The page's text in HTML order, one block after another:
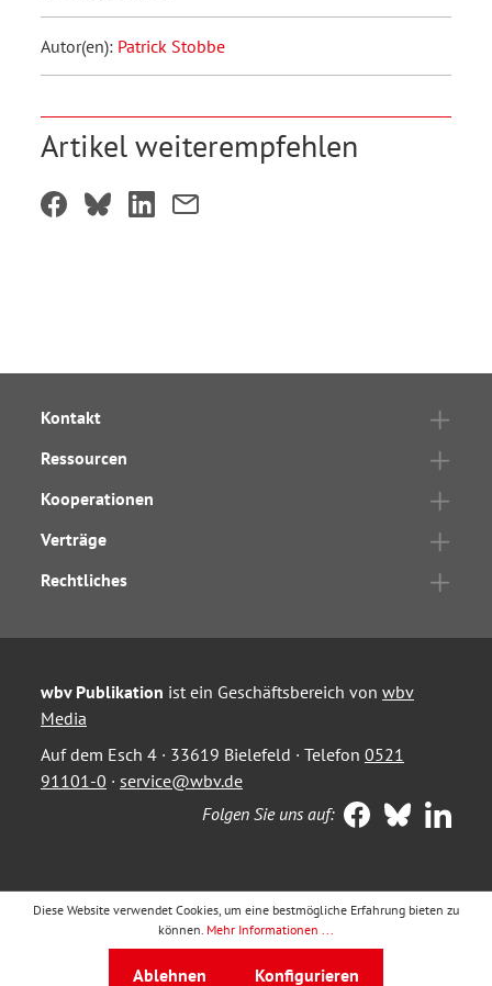
Autor(en): Patrick Stobbe
Artikel weiterempfehlen
Kontakt
Ressourcen
Kooperationen
Verträge
Rechtliches
wbv Publikation ist ein Geschäftsbereich von wbv
Media
Auf dem Esch 4 · 33619 Bielefeld · Telefon 0521
91101-0 · service@wbv.de
Folgen Sie uns auf:
Diese Website verwendet Cookies, um eine bestmögliche Erfahrung bieten zu
können. Mehr Informationen ...
Ablehnen Konfigurieren